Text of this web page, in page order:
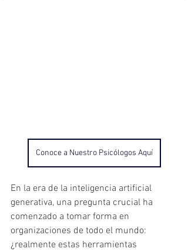
Conoce a Nuestro Psicólogos Aquí
En la era de la inteligencia artificial
generativa, una pregunta crucial ha
comenzado a tomar forma en
organizaciones de todo el mundo:
¿realmente estas herramientas